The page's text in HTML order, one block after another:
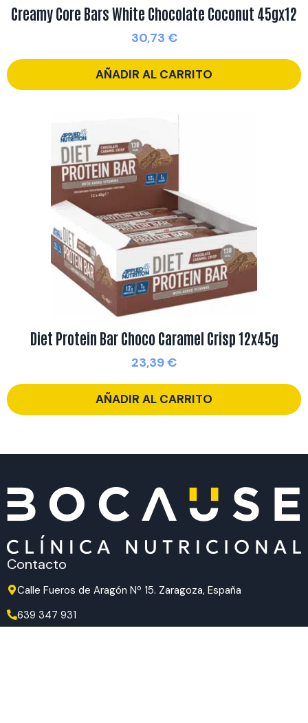
Creamy Core Bars White Chocolate Coconut 45gx12
30,73 €
AÑADIR AL CARRITO
Diet Protein Bar Choco Caramel Crisp 12x45g
23,39€
AÑADIR AL CARRITO
Contacto
Calle Fueros de Aragón Nº 15. Zaragoza, España
639 347 931